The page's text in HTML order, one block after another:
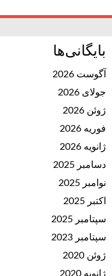
بایگانی‌ها
آگوست 2026
جولای 2026
ژوئن 2026
فوریه 2026
ژانویه 2026
دسامبر 2025
نوامبر 2025
اکتبر 2025
سپتامبر 2025
سپتامبر 2023
ژوئن 2020
ژانویه 2020